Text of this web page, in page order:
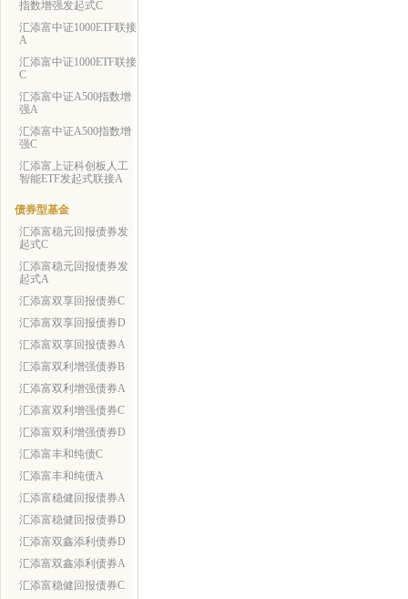
指数增强发起式C
汇添富中证1000ETF联接
A
汇添富中证1000ETF联接
C
汇添富中证A500指数增
强A
汇添富中证A500指数增
强C
汇添富上证科创板人工
智能ETF发起式联接A
债券型基金
汇添富稳元回报债券发
起式C
汇添富稳元回报债券发
起式A
汇添富双享回报债券C
汇添富双享回报债券D
汇添富双享回报债券A
汇添富双利增强债券B
汇添富双利增强债券A
汇添富双利增强债券C
汇添富双利增强债券D
汇添富丰和纯债C
汇添富丰和纯债A
汇添富稳健回报债券A
汇添富稳健回报债券D
汇添富双鑫添利债券D
汇添富双鑫添利债券A
汇添富稳健回报债券C